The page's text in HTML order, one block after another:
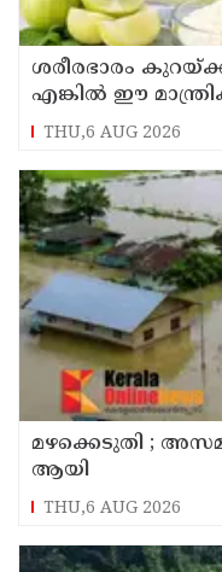
ശരീരഭാരം
എങ്കിൽ ഈ
THU,6 AUG 2026
മഴക്കെടുതി ;
ആയി
THU,6 AUG 2026